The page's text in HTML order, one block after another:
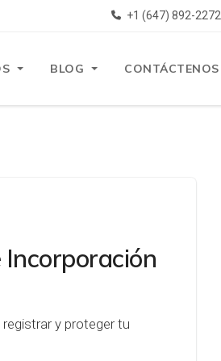
+1 (647) 892-2272
BLOG CONTÁCTENOS
Incorporación
y proteger tu